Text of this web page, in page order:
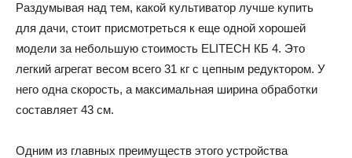
Раздумывая над тем, какой культиватор лучше купить
для дачи, стоит присмотреться к еще одной хорошей
модели за небольшую стоимость ELITECH КБ 4. Это
легкий агрегат весом всего 31 кг с цепным редуктором. У
него одна скорость, а максимальная ширина обработки
составляет 43 см.
Одним из главных преимуществ этого устройства